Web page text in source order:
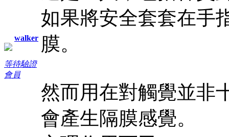
walker
等待驗證
會員
如果將安全套套在手
膜。
然而用在對觸覺並非
會產生隔膜感覺。